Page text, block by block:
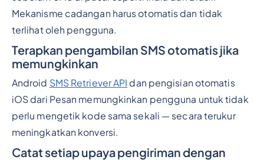
Mekanisme cadangan harus otomatis dan tidak
terlihat oleh pengguna.
Terapkan pengambilan SMS otomatis jika
memungkinkan
Android SMS Retriever API dan pengisian otomatis
iOS dari Pesan memungkinkan pengguna untuk tidak
perlu mengetik kode sama sekali — secara terukur
meningkatkan konversi.
Catat setiap upaya pengiriman dengan